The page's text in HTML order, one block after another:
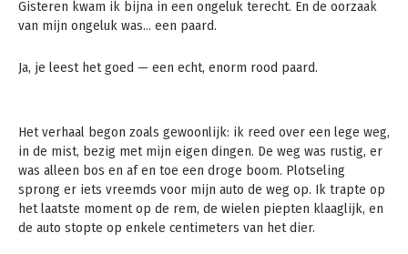
Gisteren kwam ik bijna in een ongeluk terecht. En de oorzaak
van mijn ongeluk was… een paard.
Ja, je leest het goed — een echt, enorm rood paard.
Het verhaal begon zoals gewoonlijk: ik reed over een lege weg,
in de mist, bezig met mijn eigen dingen. De weg was rustig, er
was alleen bos en af en toe een droge boom. Plotseling
sprong er iets vreemds voor mijn auto de weg op. Ik trapte op
het laatste moment op de rem, de wielen piepten klaaglijk, en
de auto stopte op enkele centimeters van het dier.